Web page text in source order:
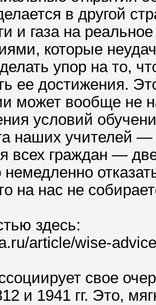
в другой
и газа на
которые
упор на то,
ее достижения.
может вообще не
условий
наших учителей
всех граждан —
на нас не
здесь:
article/wise-
свое
и 1941 гг. Это,